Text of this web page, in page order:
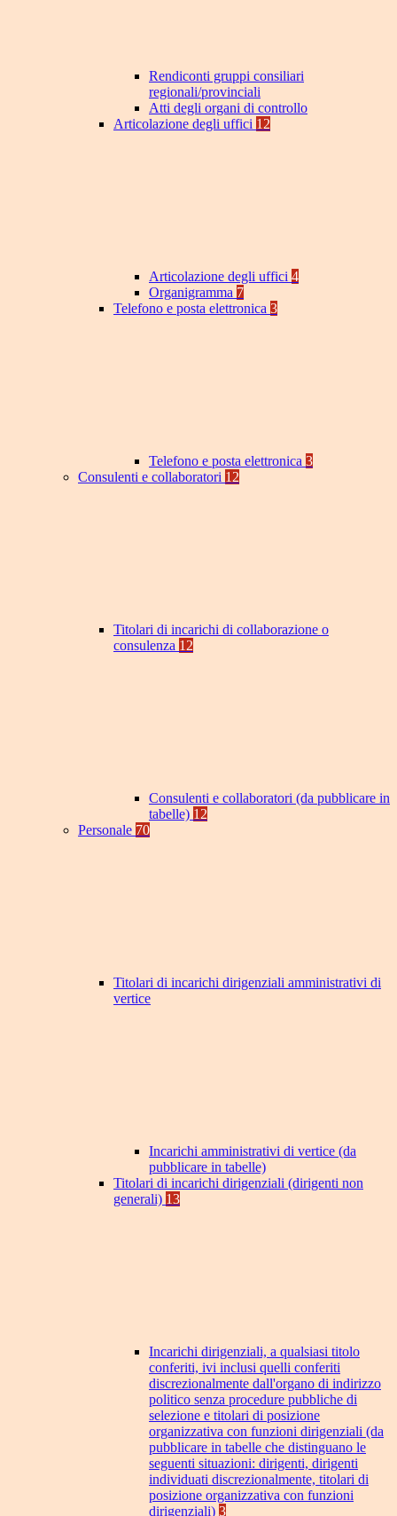
Rendiconti gruppi consiliari
regionali/provinciali
Atti degli organi di controllo
Articolazione degli uffici 12
Articolazione degli uffici 4
Organigramma 7
Telefono e posta elettronica 3
Telefono e posta elettronica 3
Consulenti e collaboratori 12
Titolari di incarichi di collaborazione o
consulenza 12
Consulenti e collaboratori (da pubblicare in
tabelle) 12
Personale 70
Titolari di incarichi dirigenziali amministrativi di
vertice
Incarichi amministrativi di vertice (da
pubblicare in tabelle)
Titolari di incarichi dirigenziali (dirigenti non
generali) 13
Incarichi dirigenziali, a qualsiasi titolo
conferiti, ivi inclusi quelli conferiti
discrezionalmente dall'organo di indirizzo
politico senza procedure pubbliche di
selezione e titolari di posizione
organizzativa con funzioni dirigenziali (da
pubblicare in tabelle che distinguano le
seguenti situazioni: dirigenti, dirigenti
individuati discrezionalmente, titolari di
posizione organizzativa con funzioni
dirigenziali) 3